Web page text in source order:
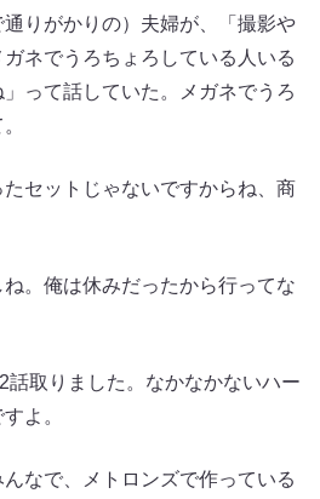
りがかりの）夫婦が、「撮影や
ネでうろちょろしている人いる
って話していた。メガネでうろ
セットじゃないですからね、商
。俺は休みだったから行ってな
取りました。なかなかないハー
よ。
なで、メトロンズで作っている